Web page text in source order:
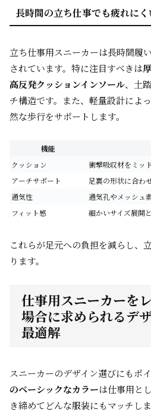
長時間の立ち仕事でも疲れに
立ち仕事用スニーカーは長時間履
されています。特に注目すべきは
高反発クッションインソール、土
チ構造です。また、軽量設計によ
然な歩行をサポートします。
機能
クッション
衝撃吸収材をミッ
アーチサポート
足裏の形状に合わ
通気性
通気孔やメッシュ
フィット感
細かいサイズ展開
これらが足元への負担を減らし、
ります。
仕事用スニーカーを
場合に求められるデ
最適解
スニーカーのデザイン選びにもポ
のベーシックなカラーは仕事用と
き締めてどんな服装にもマッチし